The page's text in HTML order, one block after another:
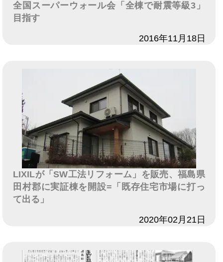
全国スーパーウォール会「全棟で耐震等級3」
目指す
2016年11月18日
LIXILが「SW工法リフォーム」を販売、福島県
田村郡に実証棟を開設=「既存住宅市場に打っ
て出る」
2020年02月21日